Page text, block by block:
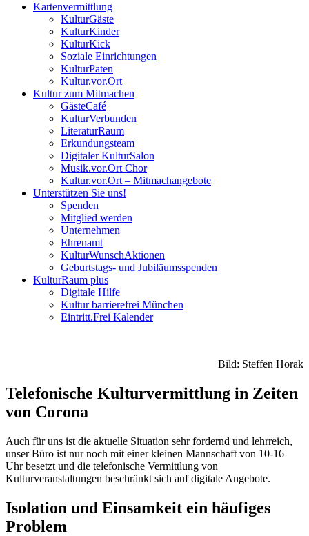
Kartenvermittlung
KulturGäste
KulturKinder
KulturKick
Soziale Einrichtungen
KulturPaten
Kultur.vor.Ort
Kultur zum Mitmachen
GästeCafé
KulturVerbunden
LiteraturRaum
Erkundungsteam
Digitaler KulturSalon
Musik.vor.Ort Chor
Kultur.vor.Ort – Mitmachangebote
Unterstützen Sie uns!
Spenden
Mitglied werden
Unternehmen
Ehrenamt
KulturWunschAktionen
Geburtstags- und Jubiläumsspenden
KulturRaum plus
Digitale Hilfe
Kultur barrierefrei München
Eintritt.Frei Kalender
Bild: Steffen Horak
Telefonische Kulturvermittlung in Zeiten
von Corona
Auch für uns ist die aktuelle Situation sehr fordernd und lehrreich,
unser Büro ist nur noch mit einer kleinen Mannschaft von 10-16
Uhr besetzt und die telefonische Vermittlung von
Kulturveranstaltungen beschränkt sich auf digitale Angebote.
Isolation und Einsamkeit ein häufiges
Problem